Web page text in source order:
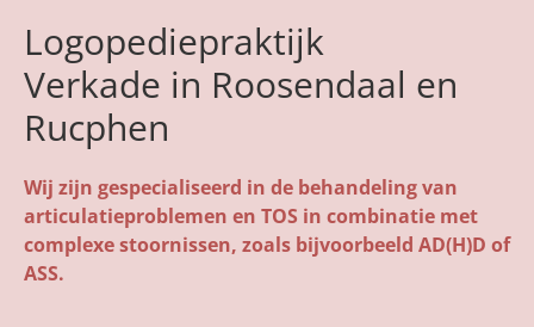
Logopediepraktijk
Verkade in Roosendaal en
Rucphen
Wij zijn gespecialiseerd in de behandeling van
articulatieproblemen en TOS in combinatie met
complexe stoornissen, zoals bijvoorbeeld AD(H)D of
ASS.